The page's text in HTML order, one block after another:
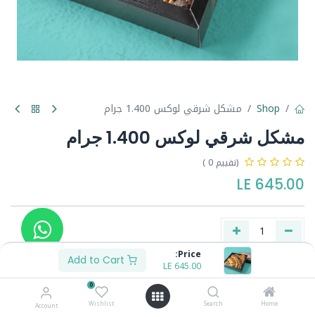
Price:
645.00
LE
Home
Search
0
Wishlist
Account
Shop مشكل شرقي لوكس 1.400 جرام
مشكل شرقي لوكس 1.400 جرام
(تقييم 0 )
645.00